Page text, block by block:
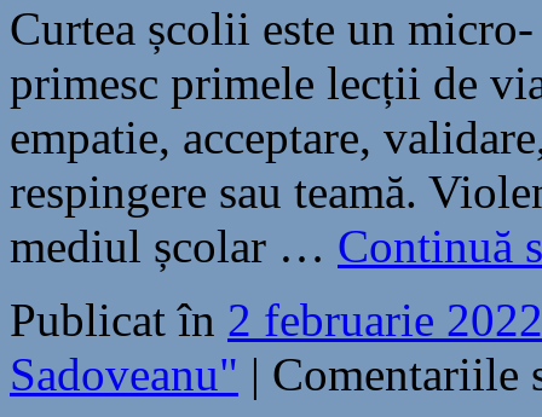
Curtea școlii este un
primesc primele lecții de
empatie, acceptare,
respingere sau teamă.
mediul școlar … Continuă
Publicat în 2 februarie 2022
Sadoveanu" | Comentariile